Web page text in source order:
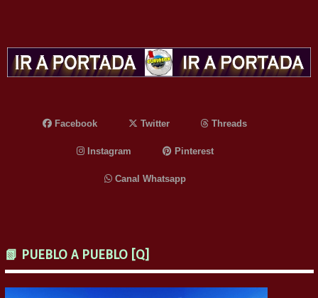
Facebook Twitter Threads
Instagram Pinterest
Canal Whatsapp
📗 PUEBLO A PUEBLO [Q]